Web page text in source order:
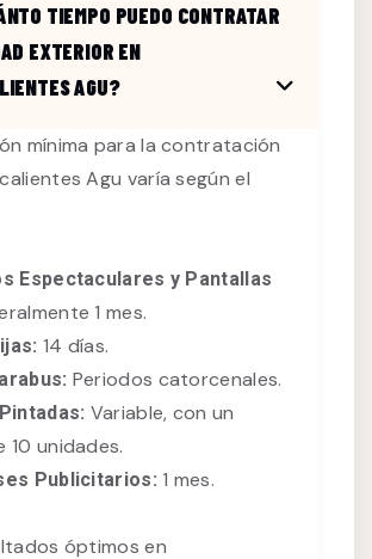
TIEMPO PUEDO CONTRATAR
EXTERIOR EN
AGU?
mínima para la contratación
Agu varía según el
Espectaculares y Pantallas
1 mes.
14 días.
Periodos catorcenales.
Variable, con un
10 unidades.
Publicitarios: 1 mes.
óptimos en